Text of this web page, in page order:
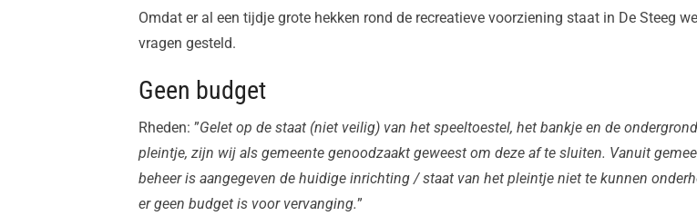
Omdat er al een tijdje grote hekken rond de recreatieve voorziening staat in De Steeg
vragen gesteld.
Geen budget
Rheden: ”Gelet op de staat (niet veilig) van het speeltoestel, het bankje en de
pleintje, zijn wij als gemeente genoodzaakt geweest om deze af te sluiten. Vanuit
beheer is aangegeven de huidige inrichting / staat van het pleintje niet te kunnen
er geen budget is voor vervanging.”